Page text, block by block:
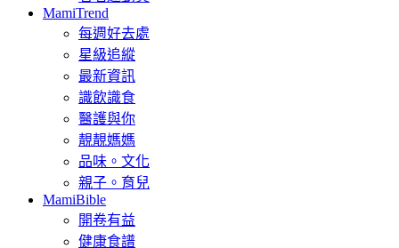
MamiTrend
每週好去處
星級追縱
最新資訊
識飲識食
醫護與你
靚靚媽媽
品味。文化
親子。育兒
MamiBible
開卷有益
健康食譜